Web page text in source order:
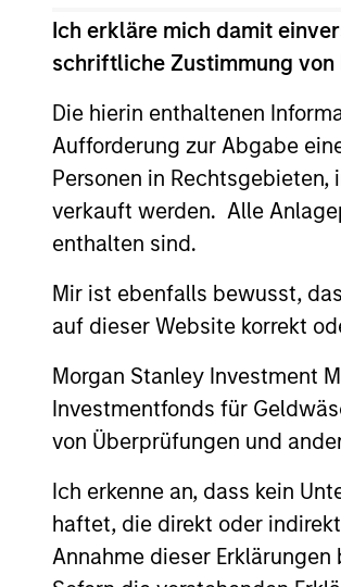
Ich erkläre mich damit
schriftliche Zustimmung
Die hierin enthaltenen
Aufforderung zur Abgabe
Personen in
verkauft werden. Alle
enthalten sind.
Mir ist ebenfalls bewusst,
auf dieser Website korrekt
Morgan Stanley Investment
Investmentfonds für
von Überprüfungen und
Ich erkenne an, dass kein
haftet, die direkt oder
Annahme dieser
Strategy
MENA Equity
Strategy
Team Insights
TALES FROM THE